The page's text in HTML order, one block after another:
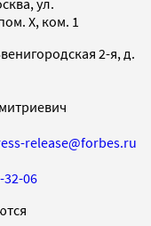
X, ком. 1
2-я, д.
release@forbes.ru
32-06